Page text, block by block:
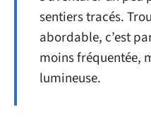
sentiers tracés.
abordable, c’est
moins fréquentée,
lumineuse.